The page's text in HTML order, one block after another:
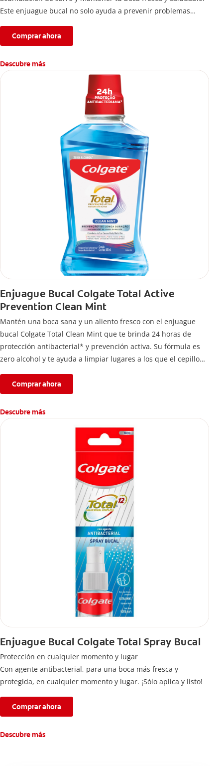
Este enjuague bucal no solo ayuda a prevenir problemas
Comprar ahora
Descubre más
Enjuague Bucal Colgate Total Active
Prevention Clean Mint
Mantén una boca sana y un aliento fresco con el enjuague
bucal Colgate Total Clean Mint que te brinda 24 horas de
protección antibacterial* y prevención activa. Su fórmula es
zero alcohol y te ayuda a limpiar lugares a los que el cepillo
Comprar ahora
Descubre más
Enjuague Bucal Colgate Total Spray Bucal
Protección en cualquier momento y lugar
Con agente antibacterial, para una boca más fresca y
protegida, en cualquier momento y lugar. ¡Sólo aplica y listo!
Comprar ahora
Descubre más